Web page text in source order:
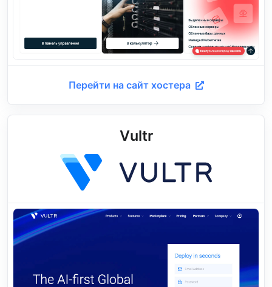
Перейти на сайт хостера
Vultr